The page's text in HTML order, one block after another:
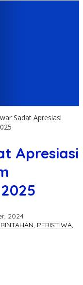
Sadat Apresiasi
Apresiasi
2024
, PERISTIWA,